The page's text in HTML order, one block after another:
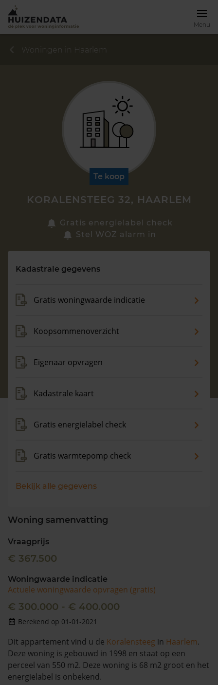
Menu
Zoek een woning
Maandag t/m vrijdag - 08:00 -18:00
Woningen in Haarlem
Te koop
KORALENSTEEG 32, HAARLEM
Gratis energielabel check
Stel WOZ alarm in
Kadastrale gegevens
Gratis woningwaarde indicatie
Koopsommenoverzicht
Eigenaar opvragen
Kadastrale kaart
Gratis energielabel check
Gratis warmtepomp check
Bekijk alle gegevens
Woning samenvatting
Vraagprijs
€ 367.500
Woningwaarde indicatie
Actuele woningwaarde opvragen (gratis)
€ 300.000 - € 400.000
Berekend op 01-01-2021
Dit appartement vind u de Koralensteeg in Haarlem.
Deze woning is gebouwd in 1998 en staat op een
perceel van 550 m2. Deze woning is 68 m2 groot en het
energielabel is onbekend.